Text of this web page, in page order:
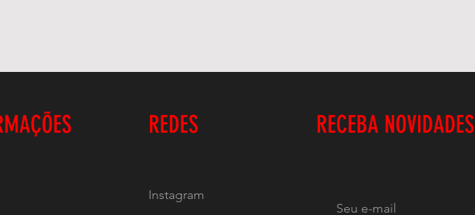
REDES RECEBA NOVIDADES
Instagram